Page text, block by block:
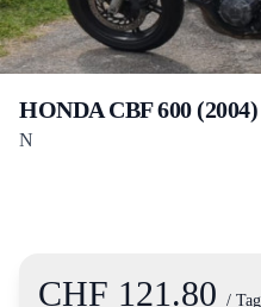
HONDA CBF 600 (2004)
N
Product information
CHF 121.80 / Tag